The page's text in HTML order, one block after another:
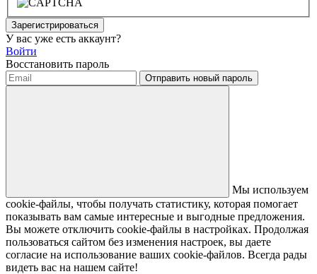
Зарегистрироваться
У вас уже есть аккаунт?
Войти
Восстановить пароль
Отправить новый пароль
Мы используем
cookie-файлы, чтобы получать статистику, которая помогает
показывать вам самые интересные и выгодные предложения.
Вы можете отключить cookie-файлы в настройках. Продолжая
пользоваться сайтом без изменения настроек, вы даете
согласие на использование ваших cookie-файлов. Всегда рады
видеть вас на нашем сайте!